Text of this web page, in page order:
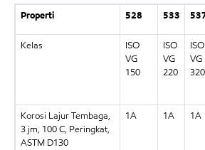
Properti 528 533
Kelas
ISO
VG
150
ISO
VG
220
ISO
VG
320
Korosi Lajur Tembaga,
3 jm, 100 C, Peringkat,
ASTM D130
1A 1A 1A